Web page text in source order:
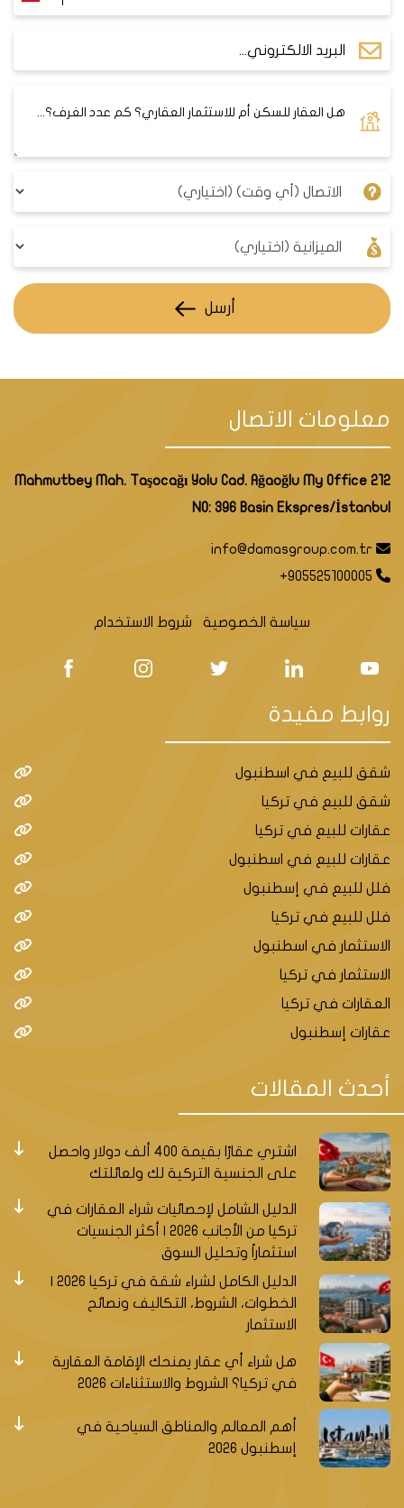
أرسل
معلومات الاتصال
Mahmutbey Mah. Taşocağı Yolu Cad. Ağaoğlu My Office 212
NO: 396 Basin Ekspres/İstanbul
info@damasgroup.com.tr
+905525100005
سياسة الخصوصية شروط الاستخدام
روابط مفيدة
شقق للبيع في اسطنبول
شقق للبيع في تركيا
عقارات للبيع في تركيا
عقارات للبيع في اسطنبول
فلل للبيع في إسطنبول
فلل للبيع في تركيا
الاستثمار في اسطنبول
الاستثمار في تركيا
العقارات في تركيا
عقارات إسطنبول
أحدث المقالات
اشتري عقارًا بقيمة 400 ألف دولار واحصل
على الجنسية التركية لك ولعائلتك
الدليل الشامل لإحصائيات شراء العقارات في
تركيا من الأجانب 2026 | أكثر الجنسيات
استثماراً وتحليل السوق
الخطوات، الشروط، التكاليف ونصائح
الاستثمار
هل شراء أي عقار يمنحك الإقامة العقارية
في تركيا؟ الشروط والاستثناءات 2026
أهم المعالم والمناطق السياحية في
إسطنبول 2026